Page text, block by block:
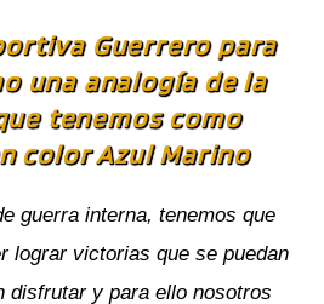
Guerrero para
una analogía de la
tenemos como
color Azul Marino
guerra interna, tenemos que
lograr victorias que se puedan
disfrutar y para ello nosotros